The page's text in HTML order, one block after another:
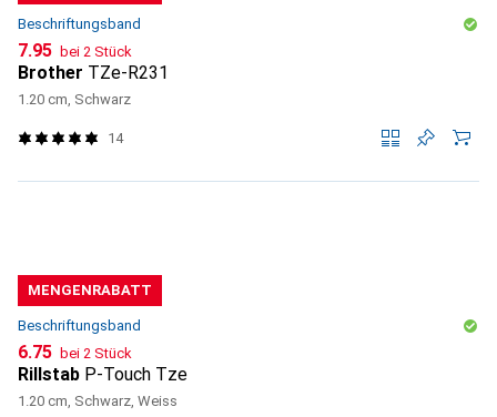
Beschriftungsband
CHF
7.95 bei 2 Stück
Brother TZe-R231
1.20 cm, Schwarz
14
MENGENRABATT
Beschriftungsband
CHF
6.75 bei 2 Stück
Rillstab P-Touch Tze
1.20 cm, Schwarz, Weiss